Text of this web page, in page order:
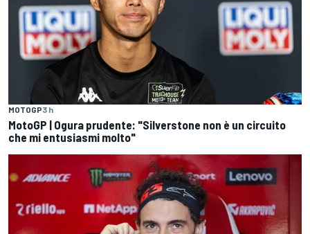
MOTOGP3 h
MotoGP | Ogura prudente: "Silverstone non è un circuito
che mi entusiasmi molto"